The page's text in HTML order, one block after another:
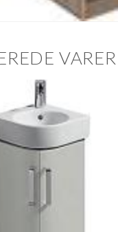
VARER